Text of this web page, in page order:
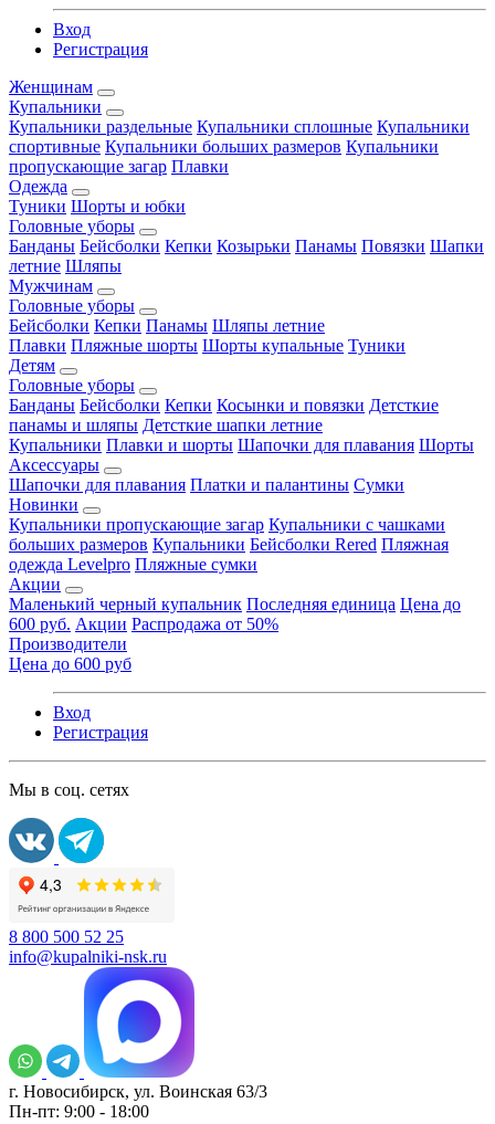
Вход
Регистрация
Женщинам
Купальники
Купальники раздельные Купальники сплошные Купальники
спортивные Купальники больших размеров Купальники
пропускающие загар Плавки
Одежда
Туники Шорты и юбки
Головные уборы
Банданы Бейсболки Кепки Козырьки Панамы Повязки Шапки
летние Шляпы
Мужчинам
Головные уборы
Бейсболки Кепки Панамы Шляпы летние
Плавки Пляжные шорты Шорты купальные Туники
Детям
Головные уборы
Банданы Бейсболки Кепки Косынки и повязки Детсткие
панамы и шляпы Детсткие шапки летние
Купальники Плавки и шорты Шапочки для плавания Шорты
Аксессуары
Шапочки для плавания Платки и палантины Сумки
Новинки
Купальники пропускающие загар Купальники с чашками
больших размеров Купальники Бейсболки Rered Пляжная
одежда Levelpro Пляжные сумки
Акции
Маленький черный купальник Последняя единица Цена до
600 руб. Акции Распродажа от 50%
Производители
Цена до 600 руб
Вход
Регистрация
Мы в соц. сетях
8 800 500 52 25
info@kupalniki-nsk.ru
г. Новосибирск, ул. Воинская 63/3
Пн-пт: 9:00 - 18:00